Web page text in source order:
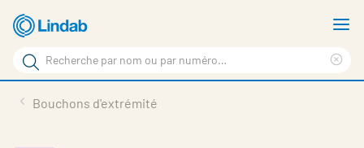
Aller
au
contenu
principal
Rechercher
Rechercher
sur
Bouchons d'extrémité